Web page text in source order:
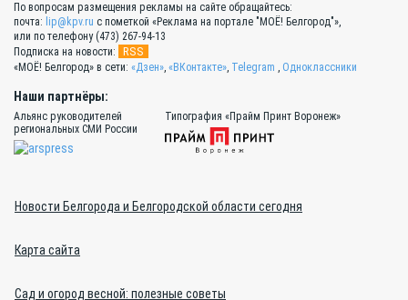
По вопросам размещения рекламы на сайте обращайтесь:
почта: lip@kpv.ru с пометкой «Реклама на портале "МОЁ! Белгород"»,
или по телефону (473) 267-94-13
Подписка на новости:
RSS
«МОЁ! Белгород» в сети: «Дзен», «ВКонтакте», Telegram , Одноклассники
Наши партнёры:
Альянс руководителей
региональных СМИ России
Типография «Прайм Принт Воронеж»
Новости Белгорода и Белгородской области сегодня
Карта сайта
Сад и огород весной: полезные советы